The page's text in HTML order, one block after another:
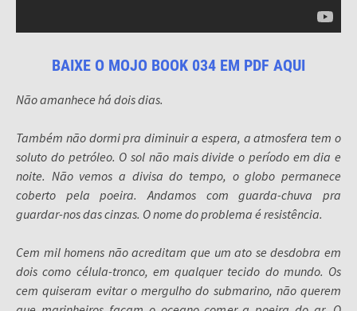
BAIXE O MOJO BOOK 034 EM PDF AQUI
Não amanhece há dois dias.
Também não dormi pra diminuir a espera, a atmosfera tem o
soluto do petróleo. O sol não mais divide o período em dia e
noite. Não vemos a divisa do tempo, o globo permanece
coberto pela poeira. Andamos com guarda-chuva pra
guardar-nos das cinzas. O nome do problema é resistência.
Cem mil homens não acreditam que um ato se desdobra em
dois como célula-tronco, em qualquer tecido do mundo. Os
cem quiseram evitar o mergulho do submarino, não querem